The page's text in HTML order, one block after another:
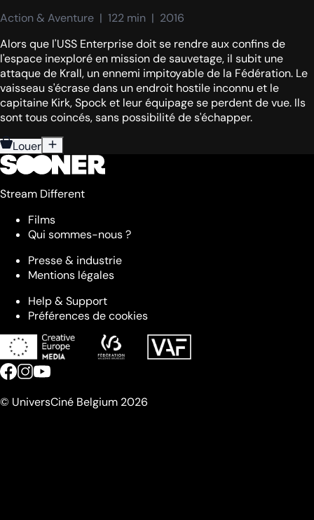
Action & Aventure  |  122 min  |  2016
Alors que l'USS Enterprise doit se rendre aux confins de
l'espace inexploré en mission de sauvetage, il subit une
attaque de Krall, un ennemi impitoyable de la Fédération. Le
vaisseau s'écrase dans un endroit hostile inconnu et le
capitaine Kirk, Spock et leur équipage se perdent de vue. Ils
sont tous coincés, sans possibilité de s'échapper.
Louer
Stream Different
Films
Qui sommes-nous ?
Presse & industrie
Mentions légales
Help & Support
Préférences de cookies
© UniversCiné Belgium 2026